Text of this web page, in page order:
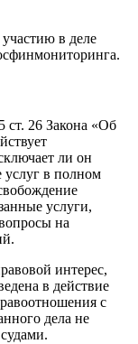
в деле
ст. 26 Закона «Об
ли он
услуг в полном
услуги,
на
интерес,
в действие
с
дела не